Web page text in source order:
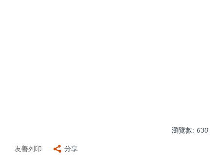
瀏覽數: 630
友善列印 分享